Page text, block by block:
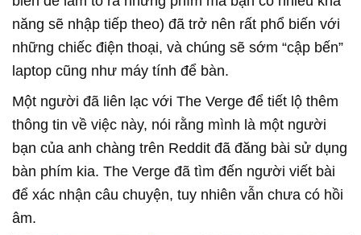
năng sẽ nhập tiếp theo) đã trở nên rất phổ biến với
những chiếc điện thoại, và chúng sẽ sớm “cập bến”
laptop cũng như máy tính để bàn.
Một người đã liên lạc với The Verge để tiết lộ thêm
thông tin về việc này, nói rằng mình là một người
bạn của anh chàng trên Reddit đã đăng bài sử dụng
bàn phím kia. The Verge đã tìm đến người viết bài
để xác nhận câu chuyện, tuy nhiên vẫn chưa có hồi
âm.